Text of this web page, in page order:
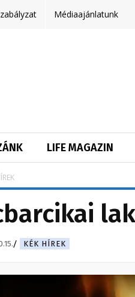
Médiaajánlatunk
LIFE MAGAZIN
KÉK HÍREK